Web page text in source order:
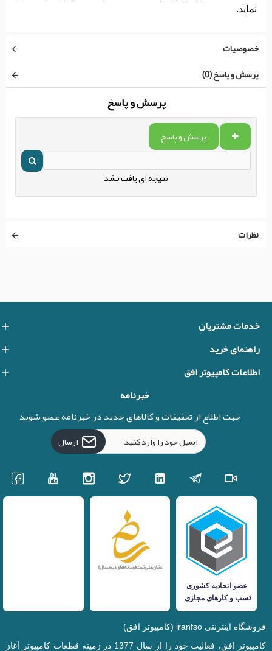
نماید.
خصوصیات
پرسش و پاسخ (0)
پرسش و پاسخ
پرسش و پاسخ
نتیجه ای یافت نشد
نظرات
خدمات مشتریان
راهنمای خرید
اطلاعات کامپیوتر افق
خبرنامه
جهت اطلاع از تخفیفات و کالاهای جدید در خبرنامه عضو شوید
ارسال
فروشگاه اینترنتی iranfso (کامپیوتر افق)
کامپیوتر افق، فعالیت خود را از سال 1377 در زمینه قطعات کامپیوتر آغاز